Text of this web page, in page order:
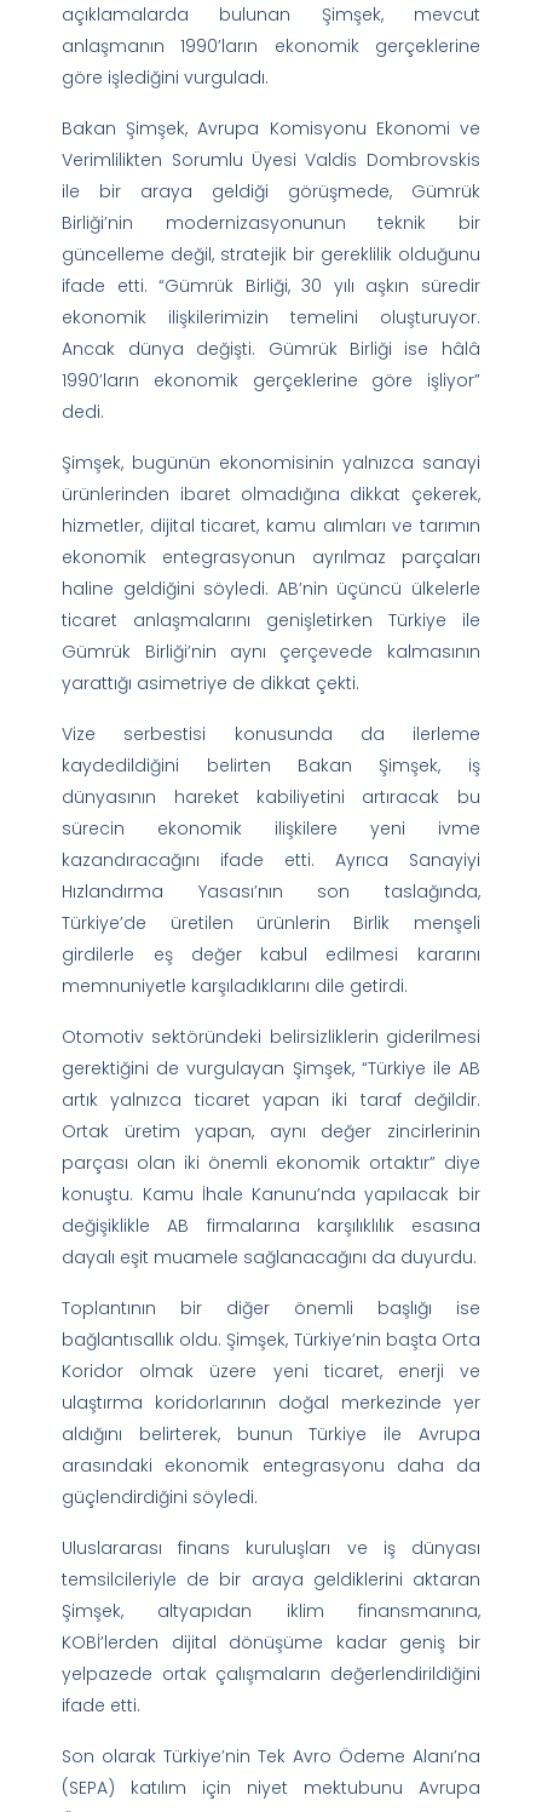
açıklamalarda bulunan Şimşek, mevcut
anlaşmanın 1990’ların ekonomik gerçeklerine
göre işlediğini vurguladı.
Bakan Şimşek, Avrupa Komisyonu Ekonomi ve
Verimlilikten Sorumlu Üyesi Valdis Dombrovskis
ile bir araya geldiği görüşmede, Gümrük
Birliği’nin modernizasyonunun teknik bir
güncelleme değil, stratejik bir gereklilik olduğunu
ifade etti. “Gümrük Birliği, 30 yılı aşkın süredir
ekonomik ilişkilerimizin temelini oluşturuyor.
Ancak dünya değişti. Gümrük Birliği ise hâlâ
1990’ların ekonomik gerçeklerine göre işliyor”
dedi.
Şimşek, bugünün ekonomisinin yalnızca sanayi
ürünlerinden ibaret olmadığına dikkat çekerek,
hizmetler, dijital ticaret, kamu alımları ve tarımın
ekonomik entegrasyonun ayrılmaz parçaları
haline geldiğini söyledi. AB’nin üçüncü ülkelerle
ticaret anlaşmalarını genişletirken Türkiye ile
Gümrük Birliği’nin aynı çerçevede kalmasının
yarattığı asimetriye de dikkat çekti.
Vize serbestisi konusunda da ilerleme
kaydedildiğini belirten Bakan Şimşek, iş
dünyasının hareket kabiliyetini artıracak bu
sürecin ekonomik ilişkilere yeni ivme
kazandıracağını ifade etti. Ayrıca Sanayiyi
Hızlandırma Yasası’nın son taslağında,
Türkiye’de üretilen ürünlerin Birlik menşeli
girdilerle eş değer kabul edilmesi kararını
memnuniyetle karşıladıklarını dile getirdi.
Otomotiv sektöründeki belirsizliklerin giderilmesi
gerektiğini de vurgulayan Şimşek, “Türkiye ile AB
artık yalnızca ticaret yapan iki taraf değildir.
Ortak üretim yapan, aynı değer zincirlerinin
parçası olan iki önemli ekonomik ortaktır” diye
konuştu. Kamu İhale Kanunu’nda yapılacak bir
değişiklikle AB firmalarına karşılıklılık esasına
dayalı eşit muamele sağlanacağını da duyurdu.
Toplantının bir diğer önemli başlığı ise
bağlantısallık oldu. Şimşek, Türkiye’nin başta Orta
Koridor olmak üzere yeni ticaret, enerji ve
ulaştırma koridorlarının doğal merkezinde yer
aldığını belirterek, bunun Türkiye ile Avrupa
arasındaki ekonomik entegrasyonu daha da
güçlendirdiğini söyledi.
Uluslararası finans kuruluşları ve iş dünyası
temsilcileriyle de bir araya geldiklerini aktaran
Şimşek, altyapıdan iklim finansmanına,
KOBİ’lerden dijital dönüşüme kadar geniş bir
yelpazede ortak çalışmaların değerlendirildiğini
ifade etti.
Son olarak Türkiye’nin Tek Avro Ödeme Alanı’na
(SEPA) katılım için niyet mektubunu Avrupa